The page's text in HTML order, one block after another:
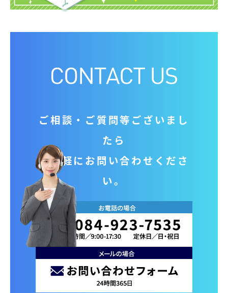
ご相談‧ご質問等ございまし
たら
お気軽にお問い合わせくださ
い。